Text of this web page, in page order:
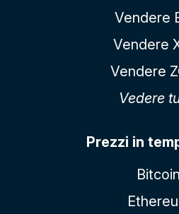
Vendere
Vendere
Vendere
Vedere
Prezzi in
Bitcoin